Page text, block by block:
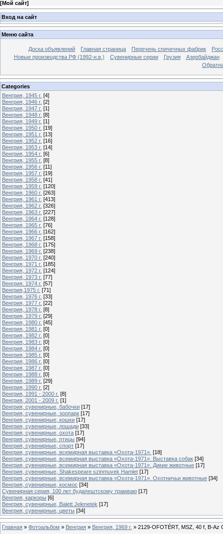
[Мой сайт]
Вход на сайт
Меню сайта
Доска объявлений Главная страница Перечень спичечных фабрик
Новые производства РФ (1992-н.в.)
Сувенирные серии Грузия
Азербайджан
Categories
Венгрия, 1945 г. [4]
Венгрия, 1946 г. [2]
Венгрия, 1947 г. [1]
Венгрия, 1948 г. [8]
Венгрия, 1949 г. [1]
Венгрия, 1950 г. [19]
Венгрия, 1951 г. [13]
Венгрия, 1952 г. [16]
Венгрия, 1953 г. [14]
Венгрия, 1954 г. [6]
Венгрия, 1955 г. [8]
Венгрия, 1956 г. [11]
Венгрия, 1957 г. [19]
Венгрия, 1958 г. [41]
Венгрия, 1959 г. [120]
Венгрия, 1960 г. [263]
Венгрия, 1961 г. [413]
Венгрия, 1962 г. [326]
Венгрия, 1963 г. [227]
Венгрия, 1964 г. [128]
Венгрия, 1965 г. [76]
Венгрия, 1966 г. [162]
Венгрия, 1967 г. [158]
Венгрия, 1968 г. [175]
Венгрия, 1969 г. [238]
Венгрия, 1970 г. [240]
Венгрия, 1971 г. [185]
Венгрия, 1972 г. [124]
Венгрия, 1973 г. [77]
Венгрия. 1974 г. [57]
Венгрия,1975 г. [71]
Венгрия, 1976 г. [33]
Венгрия, 1977 г. [22]
Венгрия, 1978 г. [8]
Венгрия, 1979 г. [29]
Венгрия, 1980 г. [45]
Венгрия, 1981 г. [0]
Венгрия, 1982 г. [0]
Венгрия, 1983 г. [0]
Венгрия, 1984 г. [0]
Венгрия, 1985 г. [0]
Венгрия, 1986 г. [0]
Венгрия, 1987 г. [0]
Венгрия, 1988 г. [0]
Венгрия, 1989 г. [29]
Венгрия, 1990 г. [2]
Венгрия, 1991 - 2000 г. [8]
Венгрия, 2001 - 2009 г. [1]
Венгрия, сувенирные, бабочки [17]
Венгрия, сувенирные, зоопарк [17]
Венгрия, сувенирные, кошки [17]
Венгрия, сувенирные, лошади [33]
Венгрия, сувенирные, охота [17]
Венгрия, сувенирные, птицы [94]
Венгрия, сувенирные, спорт [17]
Венгрия, сувенирные, всемирная выставка «Охота-1971». [18]
Венгрия, сувенирные, всемирная выставка «Охота-1971». Выставка собак [34]
Венгрия, сувенирные, всемирная выставка «Охота-1971». Дикие животные [17]
Венгрия, сувенирные, Shakespeare szinmuvek Hamlet [17]
Венгрия, сувенирные, всемирная выставка «Охота-1971». Охотничьи животные [34]
Венгрия, сувенирные, космос [34]
Сувенирная серия, 100 лет будапештскому трамваю [17]
Венгрия, каркоры [6]
Венгрия, сувенирные, Balett Jelenetek [17]
Венгрия, сувенирные, цветы [34]
Главная » Фотоальбом » Венгрия » Венгрия, 1969 г. » 2129-OFOTÉRT, MSZ, 40 f, B-Az